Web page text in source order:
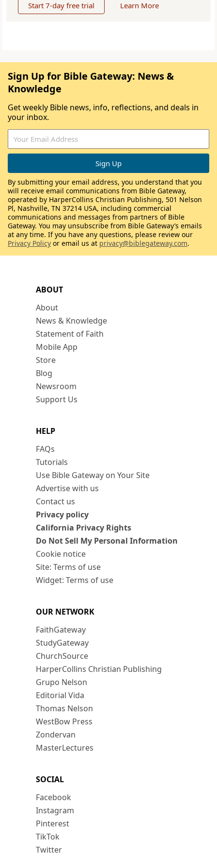
Start 7-day free trial Learn More
ABOUT
About
News & Knowledge
Statement of Faith
Mobile App
Store
Blog
Newsroom
Support Us
HELP
FAQs
Tutorials
Use Bible Gateway on Your Site
Advertise with us
Contact us
Privacy policy
California Privacy Rights
Do Not Sell My Personal Information
Cookie notice
Site: Terms of use
Widget: Terms of use
OUR NETWORK
FaithGateway
StudyGateway
ChurchSource
HarperCollins Christian Publishing
Grupo Nelson
Editorial Vida
Thomas Nelson
WestBow Press
Zondervan
MasterLectures
SOCIAL
Facebook
Instagram
Pinterest
TikTok
Twitter
Sign Up for Bible Gateway: News &
Knowledge
Get weekly Bible news, info, reflections, and deals in
your inbox.
By submitting your email address, you understand that you
will receive email communications from Bible Gateway,
operated by HarperCollins Christian Publishing, 501 Nelson
Pl, Nashville, TN 37214 USA, including commercial
communications and messages from partners of Bible
Gateway. You may unsubscribe from Bible Gateway’s emails
at any time. If you have any questions, please review our
Privacy Policy or email us at privacy@biblegateway.com.